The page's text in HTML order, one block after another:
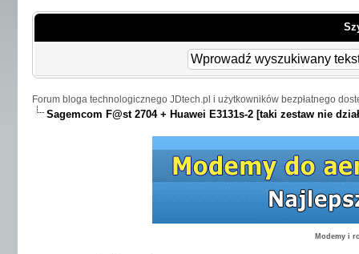
Forum bloga technologicznego JDtech.pl i użytkowników bezpłatnego
Sagemcom F@st 2704 + Huawei E3131s-2 [taki zestaw nie
Modemy i